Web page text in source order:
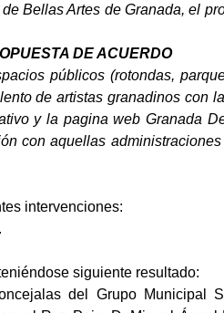
Bellas Artes de Granada, el
DE ACUERDO
públicos (rotondas,
de artistas granadinos con
y la pagina web Granada
con aquellas
intervenciones:
siguiente resultado:
del Grupo Municipal